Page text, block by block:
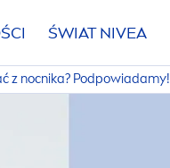
ŚWIATNIVEA
z nocnika? Podpowiadamy!